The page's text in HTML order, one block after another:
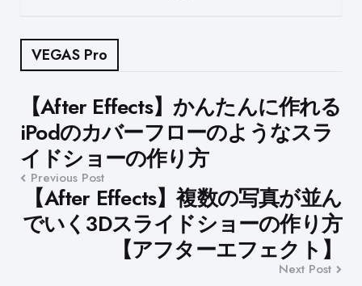
VEGAS Pro
Post
navigation
【After Effects】かんたんに作れる
iPodのカバーフローのようなスラ
イドショーの作り方
Previous Post
【After Effects】複数の写真が並ん
でいく3Dスライドショーの作り方
【アフターエフェクト】
Next Post